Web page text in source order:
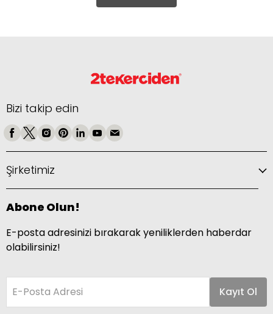
Bizi takip edin
Şirketimiz
Abone Olun!
E-posta adresinizi bırakarak yeniliklerden haberdar
olabilirsiniz!
E-Posta Adresi Kayıt Ol